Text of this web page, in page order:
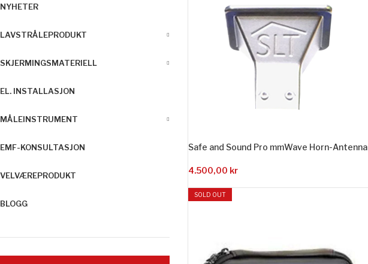
NYHETER
LAVSTRÅLEPRODUKT
SKJERMINGSMATERIELL
EL. INSTALLASJON
MÅLEINSTRUMENT
EMF-KONSULTASJON
VELVÆREPRODUKT
BLOGG
Safe and Sound Pro mmWave Horn-Antenna
4.500,00 kr
SOLD OUT